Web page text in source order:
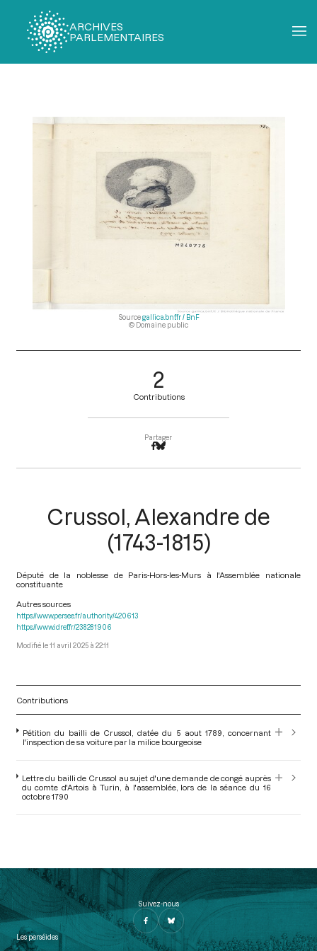
ARCHIVES
PARLEMENTAIRES
Source gallica.bnf.fr / BnF
© Domaine public
2
Contributions
Partager
Crussol, Alexandre de
(1743-1815)
Député de la noblesse de Paris-Hors-les-Murs à l'Assemblée nationale
constituante
Autres sources
https://www.persee.fr/authority/420613
https://www.idref.fr/238281906
11 avril 2025 à 22:11
Contributions
Pétition du bailli de Crussol, datée du 5 aout 1789, concernant
l'inspection de sa voiture par la milice bourgeoise
Lettre du bailli de Crussol au sujet d'une demande de congé auprès
du comte d'Artois à Turin, à l'assemblée, lors de la séance du 16
octobre 1790
Suivez-nous
Les perséides